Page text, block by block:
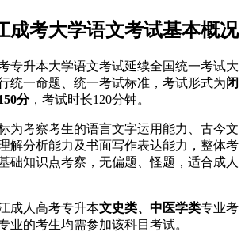
成考大学语文考试基本概况
专升本大学语文考试延续全国统一考试大
统一命题、统一考试标准，考试形式为闭
分，考试时长120分钟。
为考察考生的语言文字运用能力、古今文
解分析能力及书面写作表达能力，整体考
础知识点考察，无偏题、怪题，适合成人
成人高考专升本文史类、中医学类专业考
业的考生均需参加该科目考试。